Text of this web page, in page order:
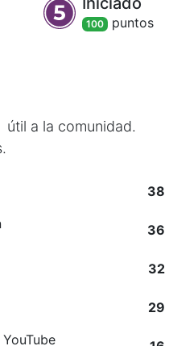
100 puntos
a la comunidad.
38
36
32
29